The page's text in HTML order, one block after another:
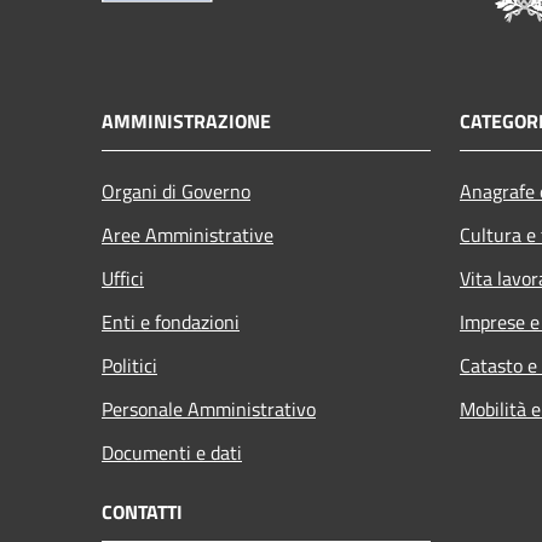
AMMINISTRAZIONE
Organi di Governo
Aree Amministrative
Uffici
Enti e fondazioni
Politici
Personale Amministrativo
Documenti e dati
Cultura
Vita
Imprese
Catasto
Mobilità
CONTATTI